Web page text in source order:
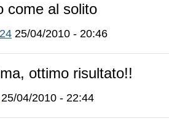
come al solito
25/04/2010 - 20:46
ottimo risultato!!
25/04/2010 - 22:44